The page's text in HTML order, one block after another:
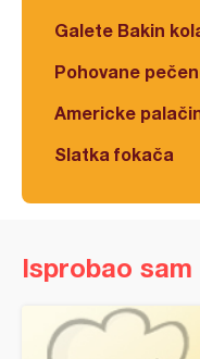
Galete Bakin
Pohovane
Americke
Slatka fokača
Isprobao sam